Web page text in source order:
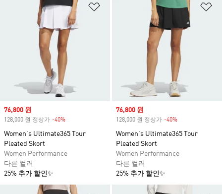
위시리스트 담기
Sale price
76,800 원
128,000 원 정상가 -40%
Women's Ultimate365 Tour
Pleated Skort
Women Performance
다른 컬러
25% 추가 할인✨
Sale price
76,800 원
128,000 원 정상가 -40%
Women's Ultimate365 Tour
Pleated Skort
Women Performance
다른 컬러
25% 추가 할인✨